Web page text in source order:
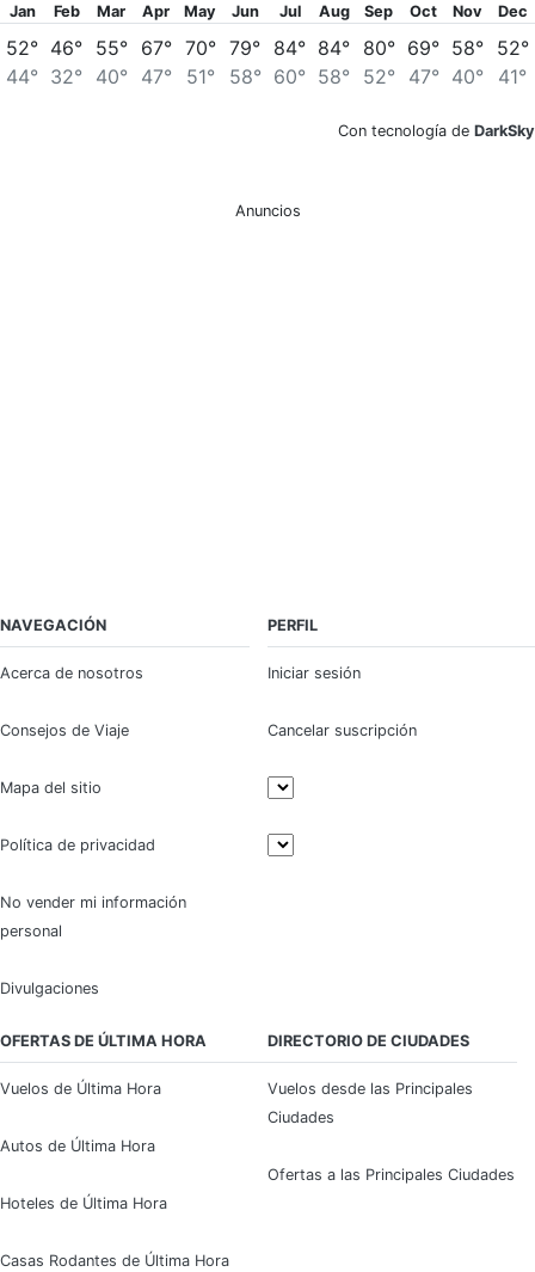
Jan
52°
44°
Feb
46°
32°
Mar
55°
40°
Apr
67°
47°
May
70°
51°
Jun
79°
58°
Jul
84°
60°
Aug
84°
58°
Sep
80°
52°
Oct
69°
47°
Nov
58°
40°
Dec
52°
41°
Con tecnología de DarkSky
Anuncios
NAVEGACIÓN
Acerca de nosotros
Consejos de Viaje
Mapa del sitio
Política de privacidad
No vender mi información
personal
Divulgaciones
PERFIL
Iniciar sesión
Cancelar suscripción
OFERTAS DE ÚLTIMA HORA
Vuelos de Última Hora
Autos de Última Hora
Hoteles de Última Hora
Casas Rodantes de Última Hora
DIRECTORIO DE CIUDADES
Vuelos desde las Principales
Ciudades
Ofertas a las Principales Ciudades